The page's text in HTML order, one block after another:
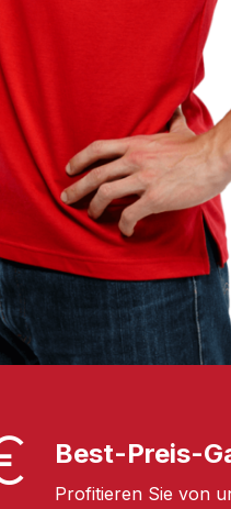
Best-Preis-
Profitieren Sie von